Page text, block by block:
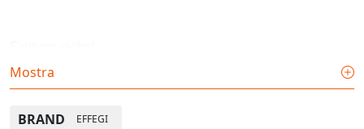
Mostra
BRAND EFFEGI